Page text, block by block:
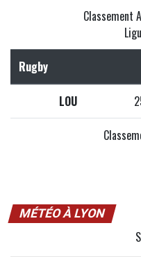
Classement
Rugby
LOU
MÉTÉO À LYON